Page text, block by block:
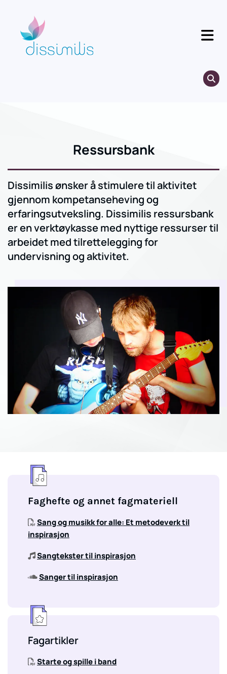
Gå til indhold
Ressursbank
Dissimilis ønsker å stimulere til aktivitet
gjennom kompetanseheving og
erfaringsutveksling. Dissimilis ressursbank
er en verktøykasse med nyttige ressurser til
arbeidet med tilrettelegging for
undervisning og aktivitet.
Faghefte og annet fagmateriell
 Sang og musikk for alle: Et metodeverk til
inspirasjon
 Sangtekster til inspirasjon
 Sanger til inspirasjon
Fagartikler
 Starte og spille i band